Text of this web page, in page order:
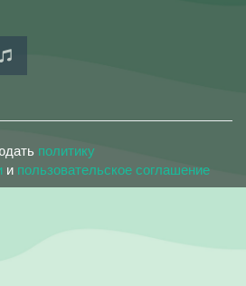
политику
и пользовательское соглашение